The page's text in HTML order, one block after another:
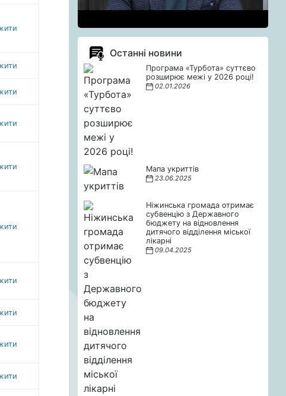
Останні новини
Програма «Турбота» суттєво
розширює межі у 2026 році!
02.01.2026
Мапа укриттів
23.06.2025
Ніжинська громада отримає
субвенцію з Державного
бюджету на відновлення
дитячого відділення міської
лікарні
09.04.2025